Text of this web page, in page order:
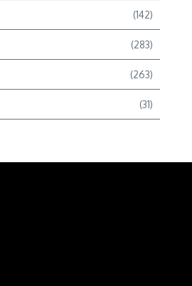
(142)
(283)
(263)
(31)